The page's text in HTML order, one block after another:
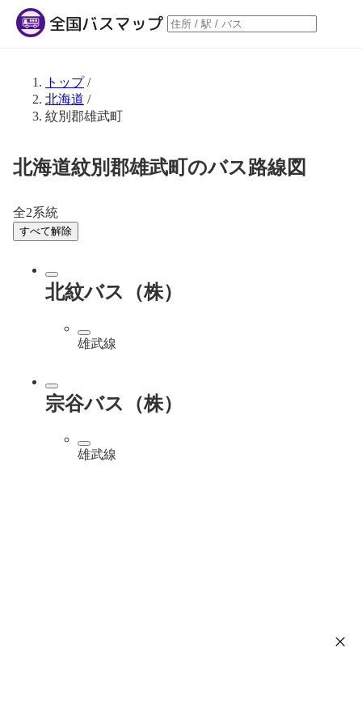
トップ/
北海道 /
紋別郡雄武町
北海道紋別郡雄武町のバス路線図
全2系統
すべて解除
北紋バス（株）
雄武線
宗谷バス（株）
雄武線